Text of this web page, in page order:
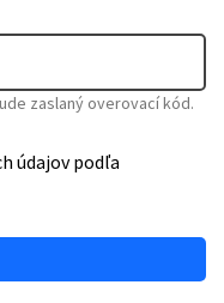
zaslaný overovací kód.
údajov podľa